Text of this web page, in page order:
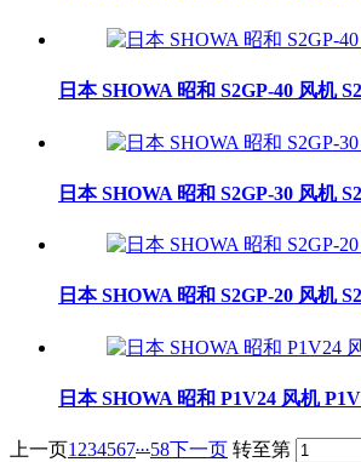
日本 SHOWA 昭和 S2GP-40 风机
日本 SHOWA 昭和 S2GP-30 风机
日本 SHOWA 昭和 S2GP-20 风机
日本 SHOWA 昭和 P1V24 风机
上一页1 234567...58下一页 转至第